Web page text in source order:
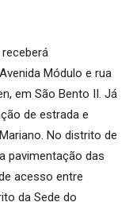
Módulo e rua
em São Bento II. Já
de estrada e
No distrito de
pavimentação das
acesso entre
da Sede do